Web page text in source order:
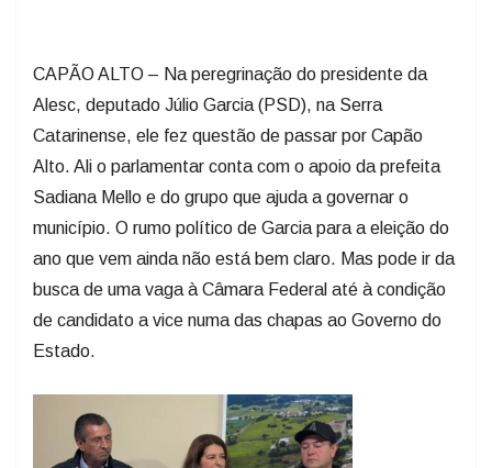
CAPÃO ALTO – Na peregrinação do presidente da
Alesc, deputado Júlio Garcia (PSD), na Serra
Catarinense, ele fez questão de passar por Capão
Alto. Ali o parlamentar conta com o apoio da prefeita
Sadiana Mello e do grupo que ajuda a governar o
município. O rumo político de Garcia para a eleição do
ano que vem ainda não está bem claro. Mas pode ir da
busca de uma vaga à Câmara Federal até à condição
de candidato a vice numa das chapas ao Governo do
Estado.